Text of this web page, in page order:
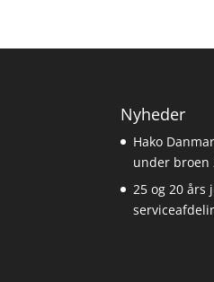
Nyheder
Hako
under broen
25 og 20